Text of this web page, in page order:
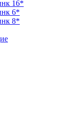
16*
6*
8*